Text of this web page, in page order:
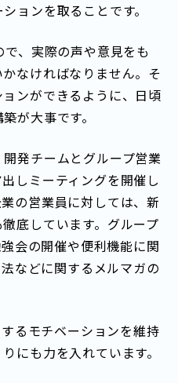
ョンを取ることです。
、実際の声や意見をも
なければなりません。そ
ンができるように、日頃
が大事です。
発チームとグループ営業
しミーティングを開催し
の営業員に対しては、新
底しています。グループ
会の開催や便利機能に関
などに関するメルマガの
るモチベーションを維持
にも力を入れています。